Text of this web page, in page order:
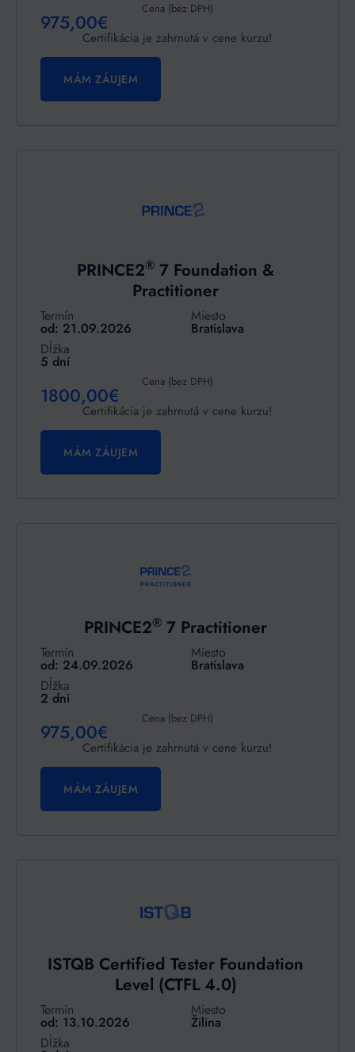
Cena (bez DPH)
975,00€
Certifikácia je zahrnutá v cene kurzu!
MÁM ZÁUJEM
PRINCE2® 7 Foundation &
Practitioner
Termín
od: 21.09.2026
Miesto
Bratislava
Dĺžka
5 dní
Cena (bez DPH)
1800,00€
Certifikácia je zahrnutá v cene kurzu!
MÁM ZÁUJEM
PRINCE2® 7 Practitioner
Termín
od: 24.09.2026
Miesto
Bratislava
Dĺžka
2 dni
Cena (bez DPH)
975,00€
Certifikácia je zahrnutá v cene kurzu!
MÁM ZÁUJEM
ISTQB Certified Tester Foundation
Level (CTFL 4.0)
Termín
od: 13.10.2026
Miesto
Žilina
Dĺžka